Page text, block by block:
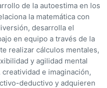
de la autoestima en los
la matemática con
desarrolla el
en equipo a través de la
realizar cálculos mentales,
y agilidad mental
e imaginación,
deductivo y adquieren